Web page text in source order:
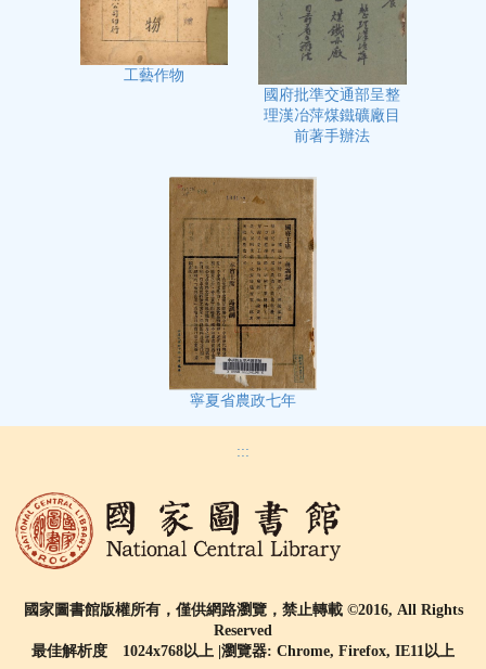
工藝作物
國府批準交通部呈整
理漢冶萍煤鐵礦廠目
前著手辦法
寧夏省農政七年
:::
國家圖書館版權所有，僅供網路瀏覽，禁止轉載 ©2016, All Rights
Reserved
最佳解析度 1024x768以上 |瀏覽器: Chrome, Firefox, IE11以上